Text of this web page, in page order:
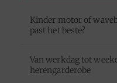
Kinder motor of
past het beste?
Van werkdag tot
herengarderobe